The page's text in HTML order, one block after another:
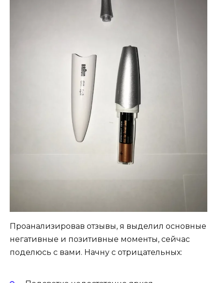
Проанализировав отзывы, я выделил основные
негативные и позитивные моменты, сейчас
поделюсь с вами. Начну с отрицательных: